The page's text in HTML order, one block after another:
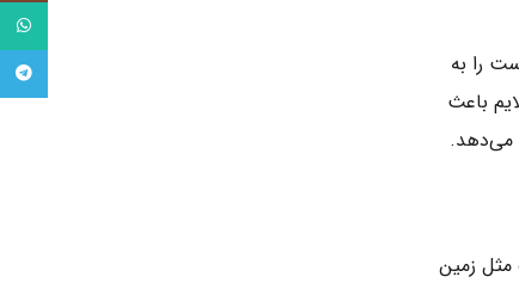
را به
باعث
می‌دهد.
مثل زمین